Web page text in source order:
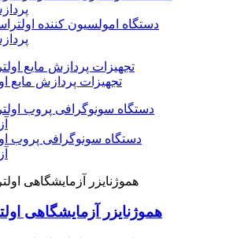
دستگاه امولسیون کننده
تجهیزات پردازش مایع
دستگاه سونوگرافی پروب
هموژنایزر آزمایشگاهی